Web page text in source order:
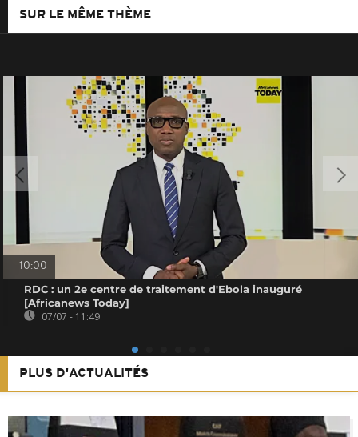
SUR LE MÊME THÈME
10:00
RDC : un 2e centre de traitement d'Ebola inauguré
[Africanews Today]
07/07 - 11:49
PLUS D'ACTUALITÉS